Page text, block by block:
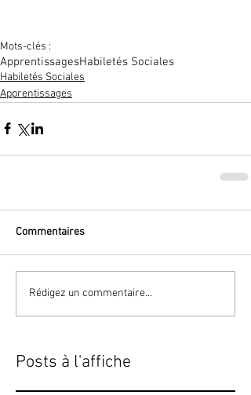
Mots-clés :
ApprentissagesHabiletés Sociales
Habiletés Sociales
Apprentissages
Commentaires
Rédigez un commentaire...
Posts à l'affiche